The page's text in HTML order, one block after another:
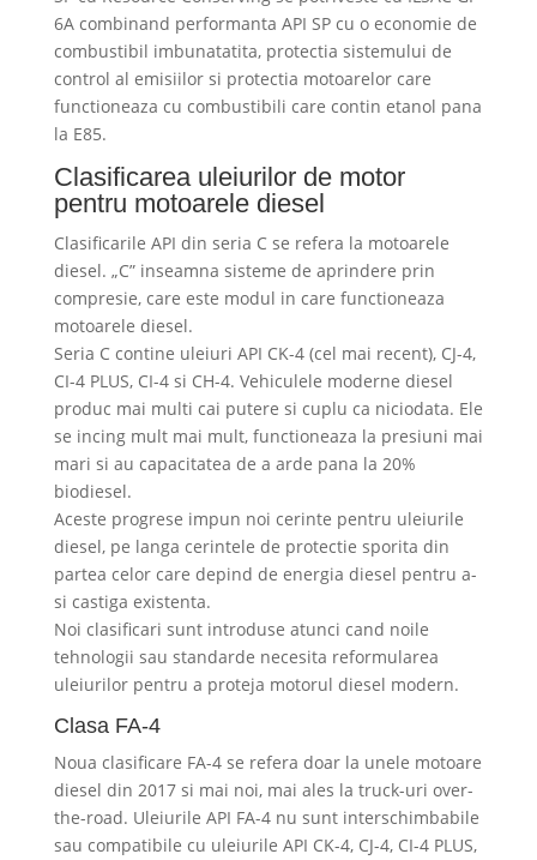
6A combinand performanta API SP cu o economie de
combustibil imbunatatita, protectia sistemului de
control al emisiilor si protectia motoarelor care
functioneaza cu combustibili care contin etanol pana
la E85.
Clasificarea uleiurilor de motor
pentru motoarele diesel
Clasificarile API din seria C se refera la motoarele
diesel. „C” inseamna sisteme de aprindere prin
compresie, care este modul in care functioneaza
motoarele diesel.
Seria C contine uleiuri API CK-4 (cel mai recent), CJ-4,
CI-4 PLUS, CI-4 si CH-4. Vehiculele moderne diesel
produc mai multi cai putere si cuplu ca niciodata. Ele
se incing mult mai mult, functioneaza la presiuni mai
mari si au capacitatea de a arde pana la 20%
biodiesel.
Aceste progrese impun noi cerinte pentru uleiurile
diesel, pe langa cerintele de protectie sporita din
partea celor care depind de energia diesel pentru a-
si castiga existenta.
Noi clasificari sunt introduse atunci cand noile
tehnologii sau standarde necesita reformularea
uleiurilor pentru a proteja motorul diesel modern.
Clasa FA-4
Noua clasificare FA-4 se refera doar la unele motoare
diesel din 2017 si mai noi, mai ales la truck-uri over-
the-road. Uleiurile API FA-4 nu sunt interschimbabile
sau compatibile cu uleiurile API CK-4, CJ-4, CI-4 PLUS,